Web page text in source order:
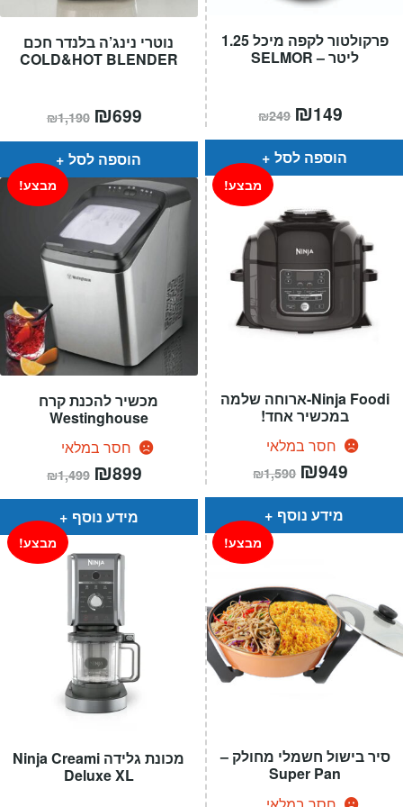
נוטרי נינג’ה בלנדר חכם
COLD&HOT BLENDER
₪1,190 המחיר
המקורי
היה:
₪699
הוא:
הוספה לסל
פרקולטור לקפה מיכל 1.25
ליטר – SELMOR
₪249 המחיר
המקורי
היה:
₪249.
₪149
הוא:
הוספה לסל
מכשיר להכנת קרח
Westinghouse
חסר במלאי
מבצע!
₪1,499 המחיר
המקורי
היה:
₪899
הוא:
מידע נוסף
Ninja Foodi-ארוחה שלמה
במכשיר אחד!
חסר במלאי
מבצע!
₪1,590 המחיר
המקורי
היה:
₪949
הוא:
מידע נוסף
מכונת גלידה Ninja Creami
Deluxe XL
מבצע!
סיר בישול חשמלי מחולק –
Super Pan
מבצע!